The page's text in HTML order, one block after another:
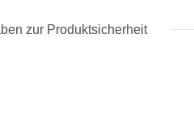
zur Produktsicherheit